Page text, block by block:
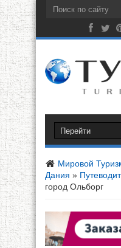
Мировой
Дания »
город Ольборг